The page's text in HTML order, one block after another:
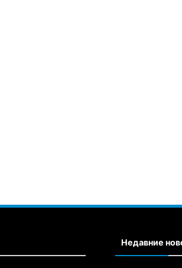
Недавние